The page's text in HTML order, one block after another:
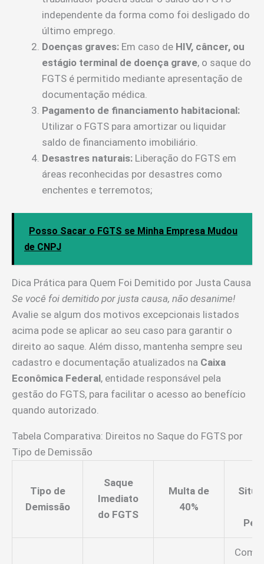
independente da forma como foi desligado do
último emprego.
Doenças graves: Em caso de HIV, câncer, ou
estágio terminal de doença grave, o saque do
FGTS é permitido mediante apresentação de
documentação médica.
Pagamento de financiamento habitacional:
Utilizar o FGTS para amortizar ou liquidar
saldo de financiamento imobiliário.
Desastres naturais: Liberação do FGTS em
áreas reconhecidas por desastres como
enchentes e terremotos;
Posso Sacar o FGTS se Minha Empresa Mudou
de CNPJ
Dica Prática para Quem Foi Demitido por Justa Causa
Se você foi demitido por justa causa, não desanime!
Avalie se algum dos motivos excepcionais listados
acima pode se aplicar ao seu caso para garantir o
direito ao saque. Além disso, mantenha sempre seu
cadastro e documentação atualizados na Caixa
Econômica Federal, entidade responsável pela
gestão do FGTS, para facilitar o acesso ao benefício
quando autorizado.
Tabela Comparativa: Direitos no Saque do FGTS por
Tipo de Demissão
Tipo de
Demissão
Saque
Imediato
do FGTS
Multa de
40%